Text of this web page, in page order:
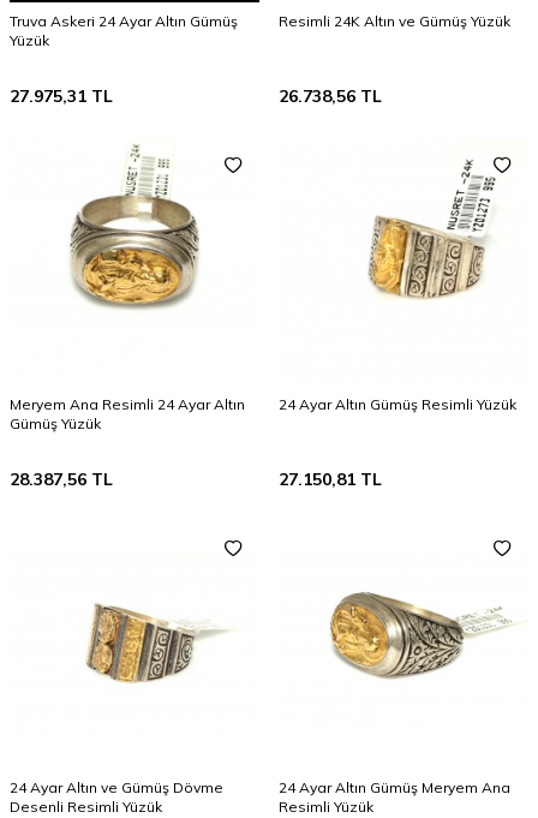
Truva Askeri 24 Ayar Altın Gümüş
Yüzük
27.975,31 TL
Resimli 24K Altın ve Gümüş Yüzük
26.738,56 TL
Meryem Ana Resimli 24 Ayar Altın
Gümüş Yüzük
28.387,56 TL
24 Ayar Altın Gümüş Resimli Yüzük
27.150,81 TL
24 Ayar Altın ve Gümüş Dövme
Desenli Resimli Yüzük
24 Ayar Altın Gümüş Meryem Ana
Resimli Yüzük